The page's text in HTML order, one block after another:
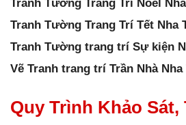
Tranh Tường Trang Trí Noel
Tranh Tường Trang Trí Tết Nha
Tranh Tường trang trí Sự kiện
Vẽ Tranh trang trí Trần Nhà Nha
Quy Trình Khảo Sát,